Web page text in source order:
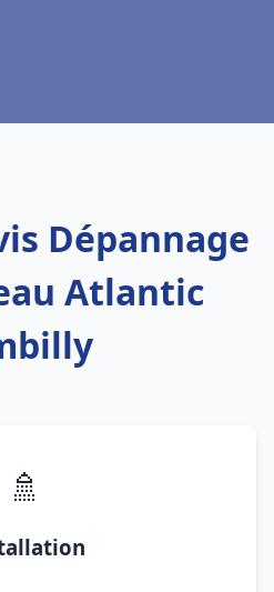
Dépannage
Atlantic
🚿